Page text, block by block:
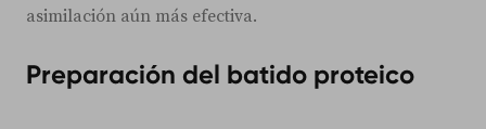
asimilación aún más efectiva.
Preparación del batido proteico